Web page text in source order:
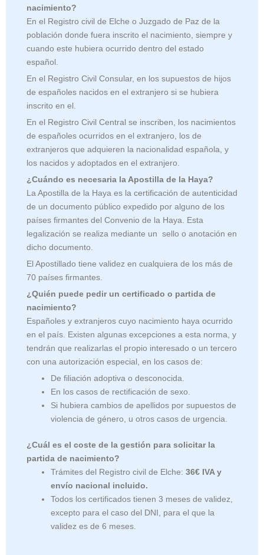
nacimiento?
En el Registro civil de Elche o Juzgado de Paz de la
población donde fuera inscrito el nacimiento, siempre y
cuando este hubiera ocurrido dentro del estado
español.
En el Registro Civil Consular, en los supuestos de hijos
de españoles nacidos en el extranjero si se hubiera
inscrito en el.
En el Registro Civil Central se inscriben, los nacimientos
de españoles ocurridos en el extranjero, los de
extranjeros que adquieren la nacionalidad española, y
los nacidos y adoptados en el extranjero.
¿Cuándo es necesaria la Apostilla de la Haya?
La Apostilla de la Haya es la certificación de autenticidad
de un documento público expedido por alguno de los
países firmantes del Convenio de la Haya. Esta
legalización se realiza mediante un sello o anotación en
dicho documento.
El Apostillado tiene validez en cualquiera de los más de
70 países firmantes.
¿Quién puede pedir un certificado o partida de
nacimiento?
Españoles y extranjeros cuyo nacimiento haya ocurrido
en el país. Existen algunas excepciones a esta norma, y
tendrán que realizarlas el propio interesado o un tercero
con una autorización especial, en los casos de:
De filiación adoptiva o desconocida.
En los casos de rectificación de sexo.
Si hubiera cambios de apellidos por supuestos de
violencia de género, u otros casos de urgencia.
¿Cuál es el coste de la gestión para solicitar la
partida de nacimiento?
Trámites del Registro civil de Elche:36€ IVA y
envío nacional incluido.
Todos los certificados tienen 3 meses de validez,
excepto para el caso del DNI, para el que la
validez es de 6 meses.